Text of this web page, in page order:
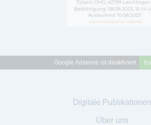
Google Adsense ist deaktiviert.
Digitale Publikationen
Über uns